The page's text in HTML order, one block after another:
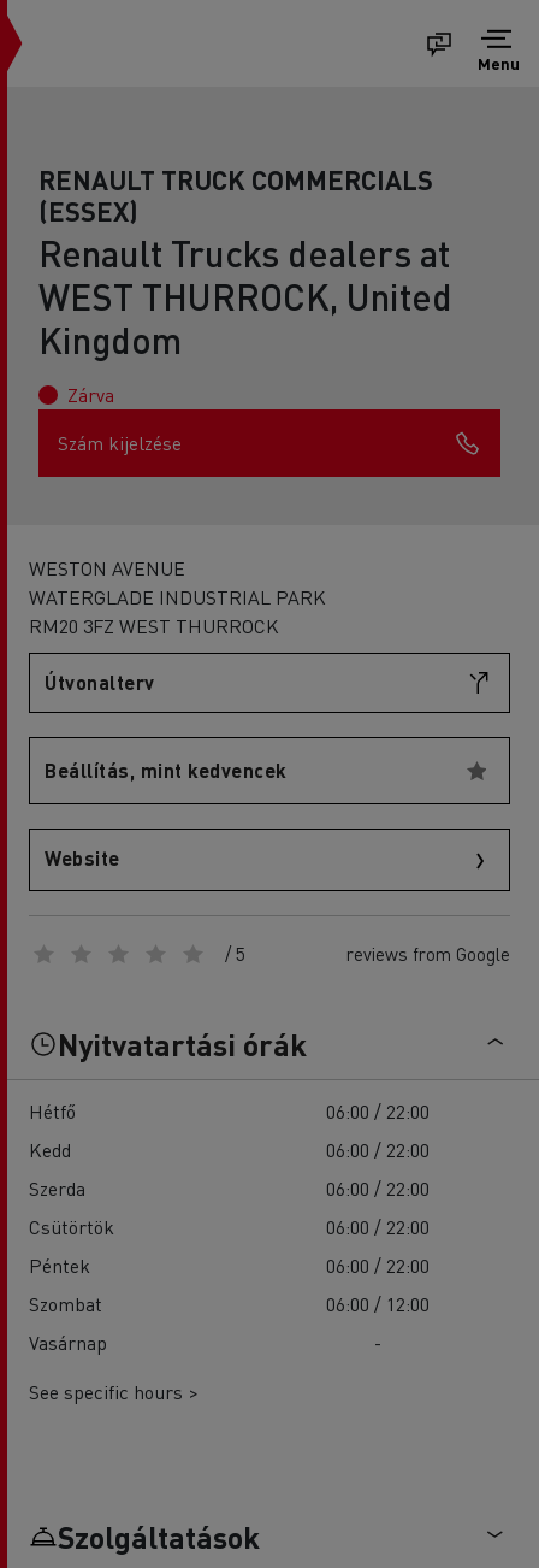
Menu
RENAULT TRUCK COMMERCIALS
(ESSEX)
Renault Trucks dealers at
WEST THURROCK, United
Kingdom
Zárva
Szám kijelzése
WESTON AVENUE
WATERGLADE INDUSTRIAL PARK
RM20 3FZ WEST THURROCK
Útvonalterv
Beállítás, mint kedvencek
Website
/ 5 reviews from Google
Nyitvatartási órák
Hétfő
06:00 / 22:00
Kedd
06:00 / 22:00
Szerda
06:00 / 22:00
Csütörtök
06:00 / 22:00
Péntek
06:00 / 22:00
Szombat
06:00 / 12:00
Vasárnap
-
See specific hours >
Szolgáltatások